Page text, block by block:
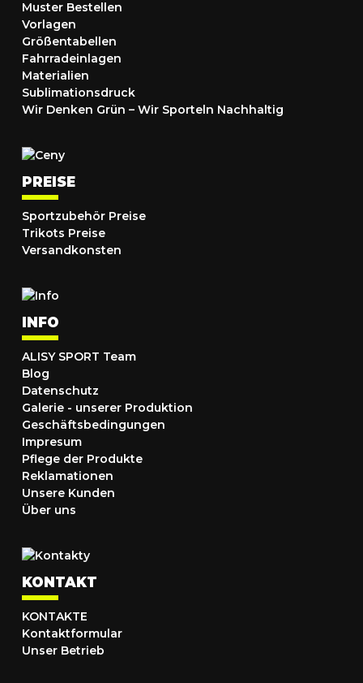
Muster Bestellen
Vorlagen
Größentabellen
Fahrradeinlagen
Materialien
Sublimationsdruck
Wir Denken Grün – Wir Sporteln Nachhaltig
PREISE
Sportzubehör Preise
Trikots Preise
Versandkonsten
INFO
ALISY SPORT Team
Blog
Datenschutz
Galerie - unserer Produktion
Geschäftsbedingungen
Impresum
Pflege der Produkte
Reklamationen
Unsere Kunden
Über uns
KONTAKT
KONTAKTE
Kontaktformular
Unser Betrieb